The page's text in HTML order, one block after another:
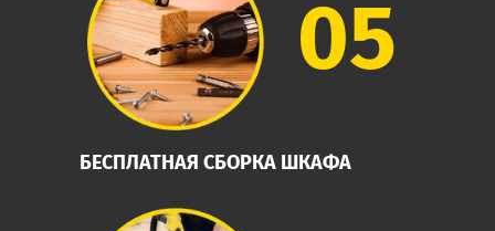
БЕСПЛАТНАЯ СБОРКА ШКАФА
05